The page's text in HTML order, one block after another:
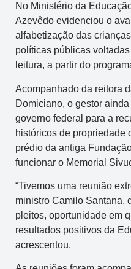
No Ministério da
Azevêdo evidenciou o
alfabetização das
políticas públicas
leitura, a partir do
Acompanhado da reitora
Domiciano, o gestor
governo federal para a
históricos de propriedade
prédio da antiga
funcionar o Memorial
“Tivemos uma reunião
ministro Camilo Santana,
pleitos, oportunidade em
resultados positivos da
acrescentou.